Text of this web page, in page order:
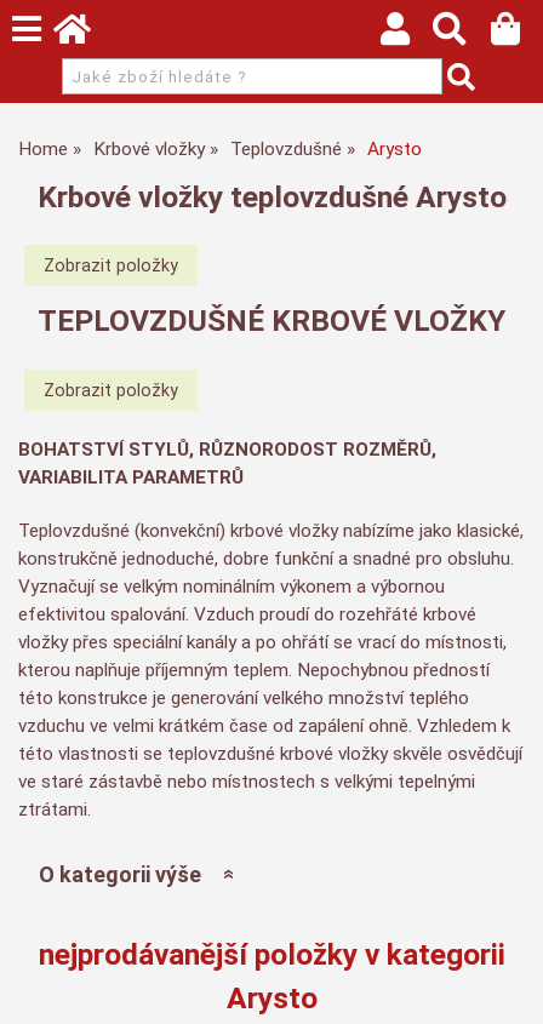
Home Krbové vložky Teplovzdušné Arysto
Krbové vložky teplovzdušné Arysto
TEPLOVZDUŠNÉ KRBOVÉ VLOŽKY
BOHATSTVÍ STYLŮ, RŮZNORODOST ROZMĚRŮ,
VARIABILITA PARAMETRŮ
Teplovzdušné (konvekční) krbové vložky nabízíme jako klasické,
konstrukčně jednoduché, dobre funkční a snadné pro obsluhu.
Vyznačují se velkým nominálním výkonem a výbornou
efektivitou spalování. Vzduch proudí do rozehřáté krbové
vložky přes speciální kanály a po ohřátí se vrací do místnosti,
kterou naplňuje příjemným teplem. Nepochybnou předností
této konstrukce je generování velkého množství teplého
vzduchu ve velmi krátkém čase od zapálení ohně. Vzhledem k
této vlastnosti se teplovzdušné krbové vložky skvěle osvědčují
ve staré zástavbě nebo místnostech s velkými tepelnými
ztrátami.
O kategorii výše
nejprodávanější položky v kategorii
Arysto